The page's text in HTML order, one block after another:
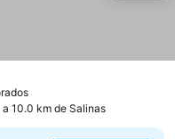
10.0 km de Salinas